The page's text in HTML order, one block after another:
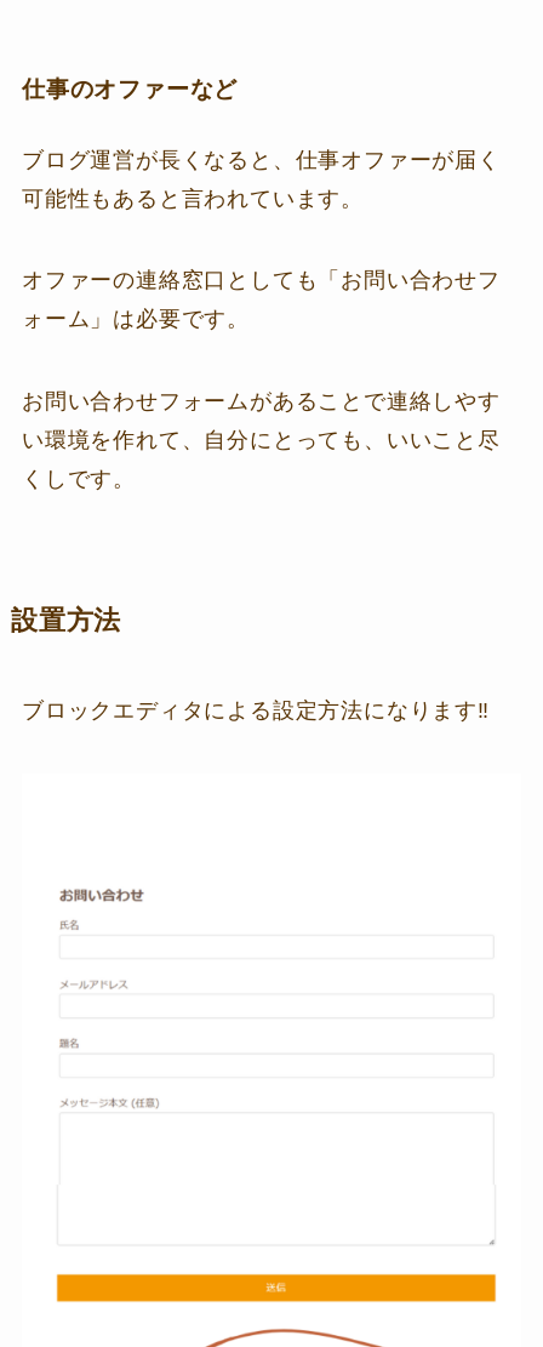
仕事のオファーなど
ブログ運営が長くなると、仕事オファーが届く
可能性もあると言われています。
オファーの連絡窓口としても「お問い合わせフ
ォーム」は必要です。
お問い合わせフォームがあることで連絡しやす
い環境を作れて、自分にとっても、いいこと尽
くしです。
設置方法
ブロックエディタによる設定方法になります‼